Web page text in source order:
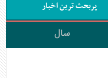
پربحث ترین اخبار
سال